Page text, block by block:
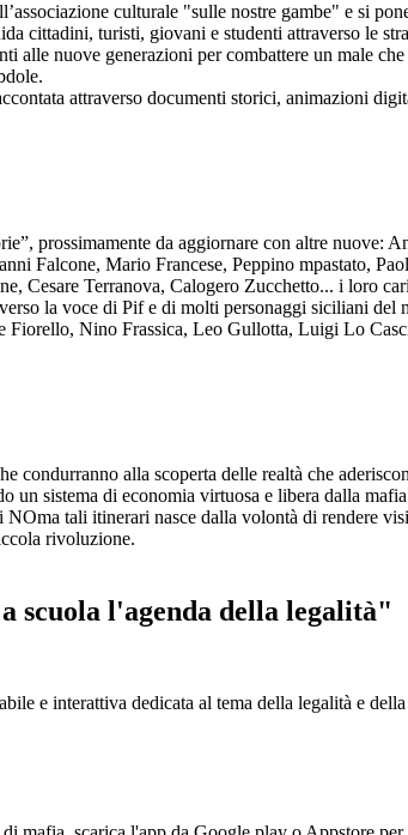
culturale "sulle nostre gambe" e si
cittadini, turisti, giovani e studenti attraverso le
alle nuove generazioni per combattere un male
attraverso documenti storici, animazioni
prossimamente da aggiornare con altre
Falcone, Mario Francese, Peppino mpastato,
Cesare Terranova, Calogero Zucchetto... i loro
la voce di Pif e di molti personaggi siciliani
Fiorello, Nino Frassica, Leo Gullotta, Luigi Lo
condurranno alla scoperta delle realtà che
un sistema di economia virtuosa e libera dalla
NOma tali itinerari nasce dalla volontà di rendere
rivoluzione.
scuola l'agenda della legalità"
e interattiva dedicata al tema della legalità e